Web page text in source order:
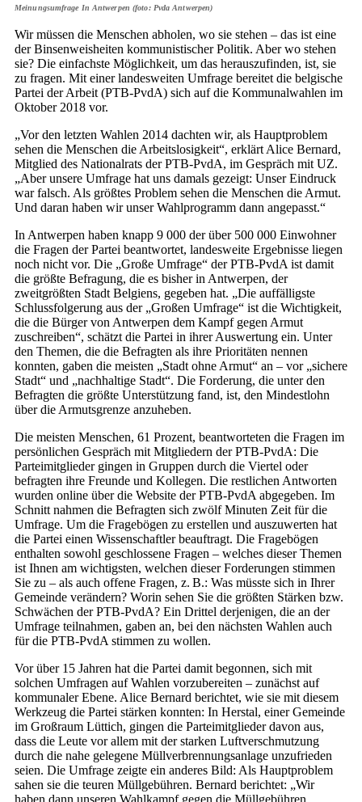
Meinungsumfrage In Antwerpen (foto: Pvda Antwerpen)
Wir müssen die Menschen abholen, wo sie stehen – das ist eine
der Binsenweisheiten kommunistischer Politik. Aber wo stehen
sie? Die einfachste Möglichkeit, um das herauszufinden, ist, sie
zu fragen. Mit einer landesweiten Umfrage bereitet die belgische
Partei der Arbeit (PTB-PvdA) sich auf die Kommunalwahlen im
Oktober 2018 vor.
„Vor den letzten Wahlen 2014 dachten wir, als Hauptproblem
sehen die Menschen die Arbeitslosigkeit“, erklärt Alice Bernard,
Mitglied des Nationalrats der PTB-PvdA, im Gespräch mit UZ.
„Aber unsere Umfrage hat uns damals gezeigt: Unser Eindruck
war falsch. Als größtes Problem sehen die Menschen die Armut.
Und daran haben wir unser Wahlprogramm dann angepasst.“
In Antwerpen haben knapp 9 000 der über 500 000 Einwohner
die Fragen der Partei beantwortet, landesweite Ergebnisse liegen
noch nicht vor. Die „Große Umfrage“ der PTB-PvdA ist damit
die größte Befragung, die es bisher in Antwerpen, der
zweitgrößten Stadt Belgiens, gegeben hat. „Die auffälligste
Schlussfolgerung aus der „Großen Umfrage“ ist die Wichtigkeit,
die die Bürger von Antwerpen dem Kampf gegen Armut
zuschreiben“, schätzt die Partei in ihrer Auswertung ein. Unter
den Themen, die die Befragten als ihre Prioritäten nennen
konnten, gaben die meisten „Stadt ohne Armut“ an – vor „sichere
Stadt“ und „nachhaltige Stadt“. Die Forderung, die unter den
Befragten die größte Unterstützung fand, ist, den Mindestlohn
über die Armutsgrenze anzuheben.
Die meisten Menschen, 61 Prozent, beantworteten die Fragen im
persönlichen Gespräch mit Mitgliedern der PTB-PvdA: Die
Parteimitglieder gingen in Gruppen durch die Viertel oder
befragten ihre Freunde und Kollegen. Die restlichen Antworten
wurden online über die Website der PTB-PvdA abgegeben. Im
Schnitt nahmen die Befragten sich zwölf Minuten Zeit für die
Umfrage. Um die Fragebögen zu erstellen und auszuwerten hat
die Partei einen Wissenschaftler beauftragt. Die Fragebögen
enthalten sowohl geschlossene Fragen – welches dieser Themen
ist Ihnen am wichtigsten, welchen dieser Forderungen stimmen
Sie zu – als auch offene Fragen, z. B.: Was müsste sich in Ihrer
Gemeinde verändern? Worin sehen Sie die größten Stärken bzw.
Schwächen der PTB-PvdA? Ein Drittel derjenigen, die an der
Umfrage teilnahmen, gaben an, bei den nächsten Wahlen auch
für die PTB-PvdA stimmen zu wollen.
Vor über 15 Jahren hat die Partei damit begonnen, sich mit
solchen Umfragen auf Wahlen vorzubereiten – zunächst auf
kommunaler Ebene. Alice Bernard berichtet, wie sie mit diesem
Werkzeug die Partei stärken konnten: In Herstal, einer Gemeinde
im Großraum Lüttich, gingen die Parteimitglieder davon aus,
dass die Leute vor allem mit der starken Luftverschmutzung
durch die nahe gelegene Müllverbrennungsanlage unzufrieden
seien. Die Umfrage zeigte ein anderes Bild: Als Hauptproblem
sahen sie die teuren Müllgebühren. Bernard berichtet: „Wir